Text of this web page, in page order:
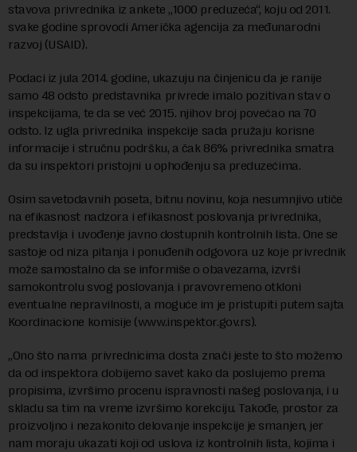
stavova privrednika iz ankete „1000 preduzeća“, koju od 2011.
svake godine sprovodi Američka agencija za međunarodni
razvoj (USAID).
Podaci iz jula 2014. godine, ukazuju na činjenicu da je ranije
samo 48 odsto predstavnika privrede imalo pozitivan stav o
inspekcijama, te da se već 2015. njihov broj povećao na 70
odsto. Iz ugla privrednika inspekcije sada pružaju korisne
informacije i stručnu podršku, a čak 86% privrednika smatra
da su inspektori pristojni u ophođenju sa preduzećima.
Osim savetodavnih poseta, bitnu novinu, koja nesumnjivo utiče
na efikasnost nadzora i efikasnost poslovanja privrednika,
predstavlja i uvođenje javno dostupnih kontrolnih lista. One se
sastoje od niza pitanja i ponuđenih odgovora uz koje privrednik
može samostalno da se informiše o obavezama, izvrši
samokontrolu svog poslovanja i pravovremeno otkloni
eventualne nepravilnosti, a moguće im je pristupiti putem sajta
Koordinacione komisije (www.inspektor.gov.rs).
„Ono što nama privrednicima dosta znači jeste to što možemo
da od inspektora dobijemo savet kako da poslujemo prema
propisima, izvršimo procenu ispravnosti našeg poslovanja, i u
skladu sa tim na vreme izvršimo korekciju. Takođe, prostor za
proizvoljno i nezakonito delovanje inspekcije je smanjen, jer
nam moraju ukazati koji od uslova iz kontrolnih lista, kojima i